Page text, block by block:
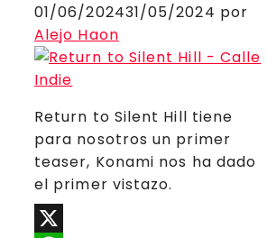
01/06/202431/05/2024 por
Alejo Haon
Return to Silent Hill tiene
para nosotros un primer
teaser, Konami nos ha dado
el primer vistazo.